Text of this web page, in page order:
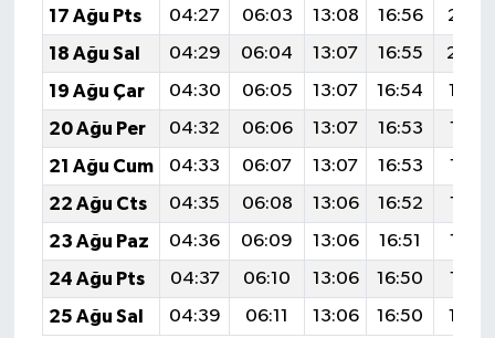
17 Ağu Pts
04:27 06:03 13:08 16:56
18 Ağu Sal
04:29 06:04 13:07 16:55
19 Ağu Çar
04:30 06:05 13:07 16:54
20 Ağu Per
04:32 06:06 13:07 16:53
19:58
21 Ağu Cum
04:33 06:07 13:07 16:53
19:56
22 Ağu Cts
04:35 06:08 13:06 16:52
19:55
23 Ağu Paz
04:36 06:09 13:06 16:51
19:53
24 Ağu Pts
04:37 06:10 13:06 16:50
19:52
25 Ağu Sal
04:39 06:11 13:06 16:50